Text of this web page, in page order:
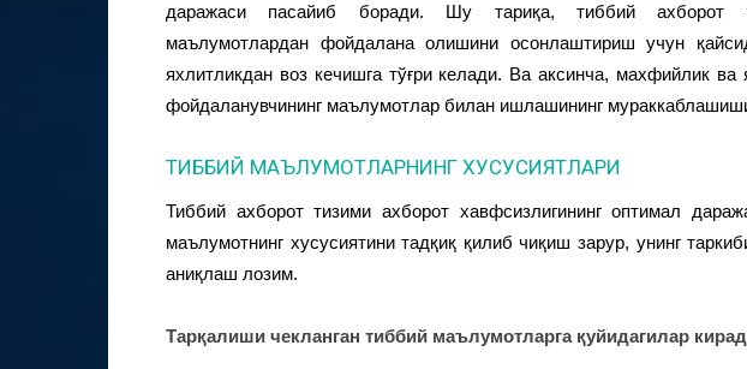
даражаси пасайиб боради. Шу тариқа, тиббий ахборот
маълумотлардан фойдалана олишини осонлаштириш учун
яхлитликдан воз кечишга тўғри келади. Ва аксинча, махфийлик
фойдаланувчининг маълумотлар билан ишлашининг
ТИББИЙ МАЪЛУМОТЛАРНИНГ ХУСУСИЯТЛАРИ
Тиббий ахборот тизими ахборот хавфсизлигининг оптимал
маълумотнинг хусусиятини тадқиқ қилиб чиқиш зарур, унинг
аниқлаш лозим.
Тарқалиши чекланган тиббий маълумотларга қуйидагилар